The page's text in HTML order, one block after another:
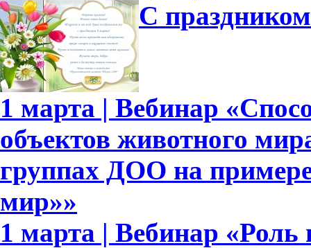
С
1 марта | Вебинар
объектов животного
группах ДОО на
мир»»
1 марта | Вебинар «Роль